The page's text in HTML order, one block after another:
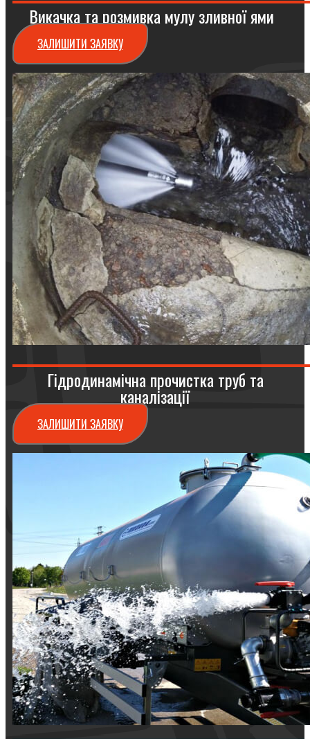
Викачка та розмивка мулу зливної ями
ЗАЛИШИТИ ЗАЯВКУ
Гідродинамічна прочистка труб та
каналізації
ЗАЛИШИТИ ЗАЯВКУ